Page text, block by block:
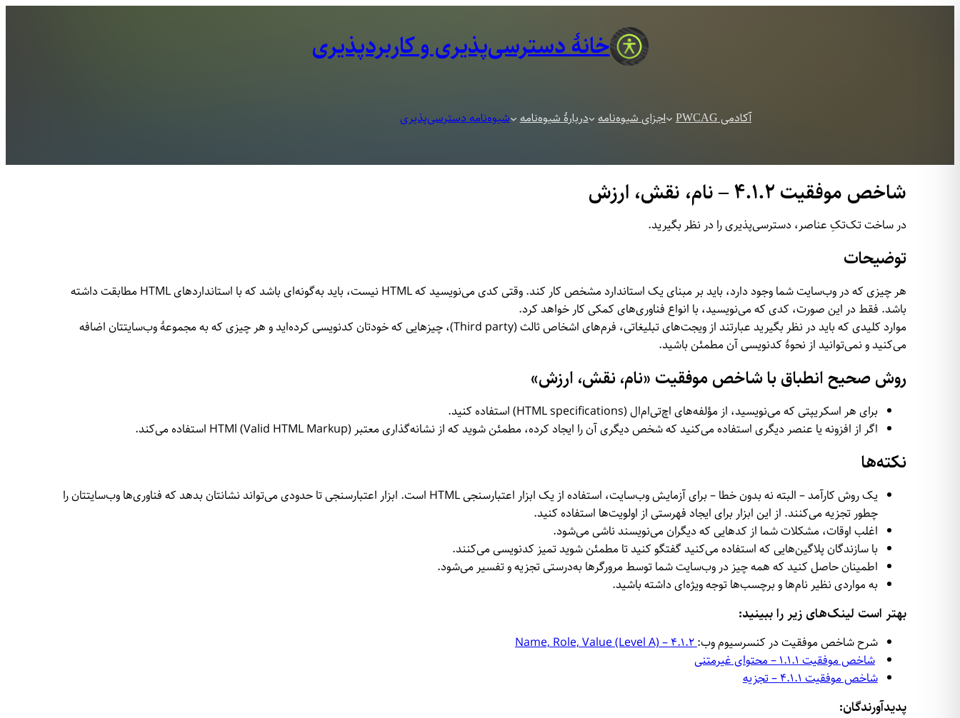
خانهٔ دسترسی‌پذیری و کاربرد‌پذیری
آکادمی PWCAG اجزای شیوه‌نامه دربارهٔ شیوه‌نامه شیوه‌نامه دسترسی‌پذیری
شاخص موفقیت ۴.۱.۲ – نام، نقش، ارزش
در ساخت تک‌تکِ عناصر، دسترسی‌پذیری را در نظر بگیرید.
توضیحات
هر چیزی که در وب‌سایت شما وجود دارد، باید بر مبنای یک استاندارد مشخص کار کند. وقتی کدی می‌نویسید که HTML نیست، باید به‌گونه‌ای باشد که با استاندارد‌های HTML مطابقت داشته
باشد. فقط در این صورت، کدی که می‌نویسید، با انواع فناوری‌های کمکی کار خواهد کرد.
موارد کلیدی که باید در نظر بگیرید عبارتند از ویجت‌های تبلیغاتی، فرم‌های اشخاص ثالث (Third party)، چیزهایی که خودتان کد‌نویسی کرده‌اید و هر چیزی که به مجموعهٔ وب‌سایتتان اضافه
می‌کنید و نمی‌توانید از نحوهٔ کد‌نویسی آن مطمئن باشید.
روش صحیح انطباق با شاخص موفقیت «نام، نقش، ارزش»
برای هر اسکریپتی که می‌نویسید، از مؤلفه‌های اچ‌تی‌ام‌ال (HTML specifications) استفاده کنید.
اگر از افزونه یا عنصر دیگری استفاده می‌کنید که شخص دیگری آن را ایجاد کرده، مطمئن شوید که از نشانه‌گذاری معتبر HTM l (Valid HTML Markup) استفاده می‌کند.
نکته‌ها
یک روش کارآمد – البته نه بدون خطا – برای آزمایش وب‌سایت، استفاده از یک ابزار اعتبار‌سنجی HTML است. ابزار اعتبارسنجی تا حدودی می‌تواند نشانتان بدهد که فناوری‌ها وب‌سایتتان را
چطور تجزیه می‌کنند. از این ابزار برای ایجاد فهرستی از اولویت‌ها استفاده کنید.
اغلب اوقات، مشکلات شما از کد‌هایی که دیگران می‌نویسند ناشی می‌شود.
با سازندگان پلاگین‌هایی که استفاده می‌کنید گفتگو کنید تا مطمئن شوید تمیز کد‌نویسی می‌کنند.
اطمینان حاصل کنید که همه چیز در وب‌سایت شما توسط مرورگرها به‌درستی تجزیه و تفسیر می‌شود.
به مواردی نظیر نام‌ها و برچسب‌ها توجه ویژه‌ای داشته باشید.
بهتر است لینک‌های زیر را ببینید:
شرح شاخص موفقیت در کنسرسیوم وب:4.1.2 – Name, Role, Value (Level A)
شاخص موفقیت ۱.۱.۱ – محتوای غیرمتنی
شاخص موفقیت ۴.۱.۱ – تجزیه
پدیدآورندگان: